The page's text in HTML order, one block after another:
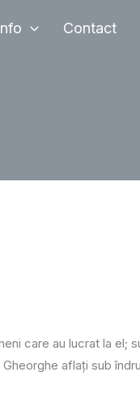
Contact
care au lucrat la el;
aflați sub